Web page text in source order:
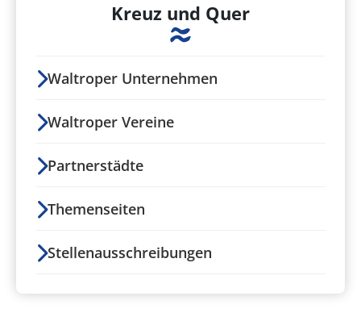
Kreuz und Quer
Waltroper Unternehmen
Waltroper Vereine
Partnerstädte
Themenseiten
Stellenausschreibungen